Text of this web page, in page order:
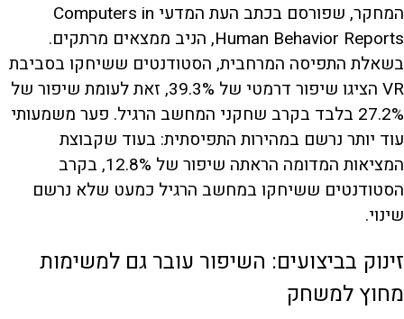
המחקר, שפורסם בכתב העת המדעי Computers in
Human Behavior Reports, הניב ממצאים מרתקים.
בשאלת התפיסה המרחבית, הסטודנטים ששיחקו בסביבת
VR הציגו שיפור דרמטי של 39.3%, זאת לעומת שיפור של
27.2% בלבד בקרב שחקני המחשב הרגיל. פער משמעותי
עוד יותר נרשם במהירות התפיסתית: בעוד שקבוצת
המציאות המדומה הראתה שיפור של 12.8%, בקרב
הסטודנטים ששיחקו במחשב הרגיל כמעט שלא נרשם
שינוי.
זינוק בביצועים: השיפור עובר גם למשימות
מחוץ למשחק